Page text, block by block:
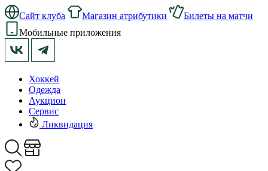
Сайт клуба Магазин атрибутики
Билеты на матчи
Мобильные приложения
Хоккей
Одежда
Аукцион
Сервис
Ликвидация